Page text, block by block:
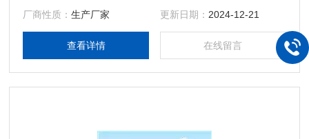
厂商性质：生产厂家 更新日期： 2024-12-21
查看详情 在线留言